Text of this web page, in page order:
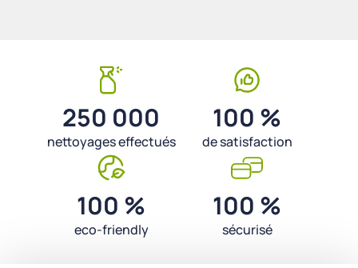
250 000
nettoyages effectués
100 %
de satisfaction
100 %
eco-friendly
100 %
sécurisé